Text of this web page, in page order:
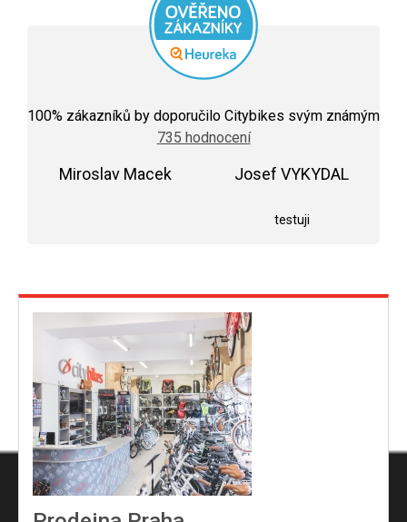
hodnocení
obchodu
je
100% zákazníků by doporučilo Citybikes svým známým
735 hodnocení
Miroslav Macek Josef VYKYDAL
testuji